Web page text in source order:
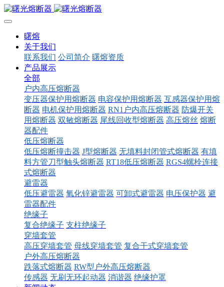
曙熔
关于我们
联系我们 公司简介 曙熔资质
产品展示
全部
户内高压熔断器
变压器保护用熔断器 电容保护用熔断器 互感器保护用熔
断器 电机保护用熔断器 RN1户内高压熔断器 防爆开关
用熔断器 双敏熔断器 尾线回收型熔断器 高压熔丝 熔断
器配件
低压熔断器
低压熔断撞击器 J型熔断器 无填料封闭管式熔断器 有填
料方管刀型触头熔断器 RT18低压熔断器 RGS4螺栓连接
式熔断器
避雷器
低压避雷器 氧化锌避雷器 可卸式避雷器 电压保护器 避
雷器配件
绝缘子
复合绝缘子 支柱绝缘子
穿墙套管
高压穿墙套管 母线穿墙套管 复合干式穿墙套管
户外高压熔断器
跌落式熔断器 RW型户外高压熔断器
传感器 无刷无环起动器 消谐器 绝缘护罩